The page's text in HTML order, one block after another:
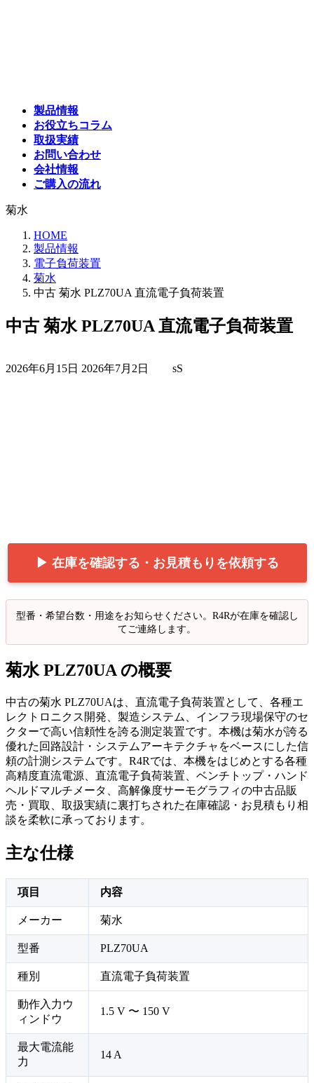
製品情報
お役立ちコラム
取扱実績
お問い合わせ
会社情報
ご購入の流れ
菊水
HOME
製品情報
電子負荷装置
菊水
中古 菊水 PLZ70UA 直流電子負荷装置
中古 菊水 PLZ70UA 直流電子負荷装置
2026年6月15日 終
2026年7月2日 sS
▶ 在庫を確認する・お見積もりを依頼する
型番・希望台数・用途をお知らせください。R4Rが在庫を確認し
てご連絡します。
菊水 PLZ70UA の概要
中古の菊水 PLZ70UAは、直流電子負荷装置として、各種エ
レクトロニクス開発、製造システム、インフラ現場保守のセ
クターで高い信頼性を誇る測定装置です。本機は菊水が誇る
優れた回路設計・システムアーキテクチャをベースにした信
頼の計測システムです。R4Rでは、本機をはじめとする各種
高精度直流電源、直流電子負荷装置、ベンチトップ・ハンド
ヘルドマルチメータ、高解像度サーモグラフィの中古品販
売・買取、取扱実績に裏打ちされた在庫確認・お見積もり相
談を柔軟に承っております。
主な仕様
項目 内容
メーカー 菊水
型番 PLZ70UA
種別 直流電子負荷装置
動作入力ウ
ィンドウ
1.5 V 〜 150 V
最大電流能
力
14 A